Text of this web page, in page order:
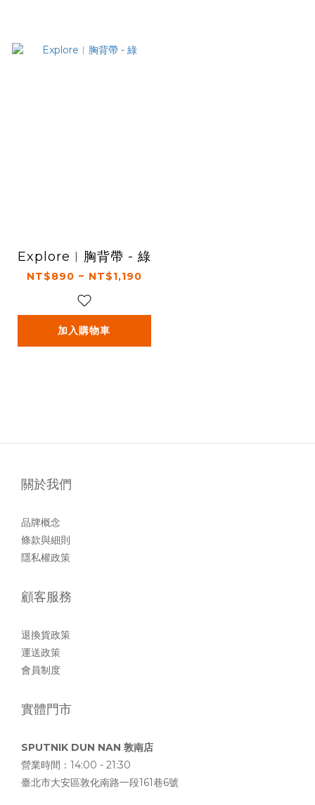
Explore︱胸背帶 - 綠
NT$890 ~ NT$1,190
加入購物車
關於我們
品牌概念
條款與細則
隱私權政策
顧客服務
退換貨政策
運送政策
會員制度
實體門市
SPUTNIK DUN NAN 敦南店
營業時間：14:00 - 21:30
臺北市大安區敦化南路一段161巷6號